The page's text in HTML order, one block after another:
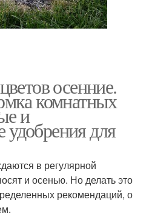
осенние.
комнатных
и
для
в регулярной
и осенью. Но делать это
рекомендаций, о